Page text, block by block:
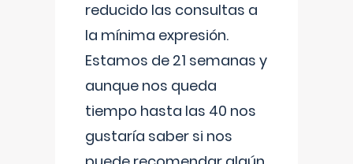
reducido las consultas a
la mínima expresión.
Estamos de 21 semanas y
aunque nos queda
tiempo hasta las 40 nos
gustaría saber si nos